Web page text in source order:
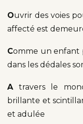
Ouvrir des voies
affecté est
Comme un enfant
dans les dédales
A travers le
brillante et
et adulée